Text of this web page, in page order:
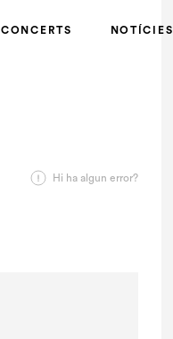
CONCERTS NOTÍCIES
Hi ha algun error?